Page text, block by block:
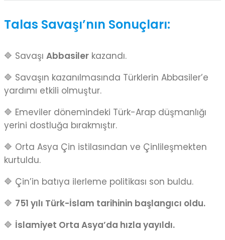
Talas Savaşı’nın Sonuçları:
🔷 Savaşı Abbasiler kazandı.
🔷 Savaşın kazanılmasında Türklerin Abbasiler’e
yardımı etkili olmuştur.
🔷 Emeviler dönemindeki Türk-Arap düşmanlığı
yerini dostluğa bırakmıştır.
🔷 Orta Asya Çin istilasından ve Çinlileşmekten
kurtuldu.
🔷 Çin’in batıya ilerleme politikası son buldu.
🔷 751 yılı Türk-İslam tarihinin başlangıcı oldu.
🔷 İslamiyet Orta Asya’da hızla yayıldı.